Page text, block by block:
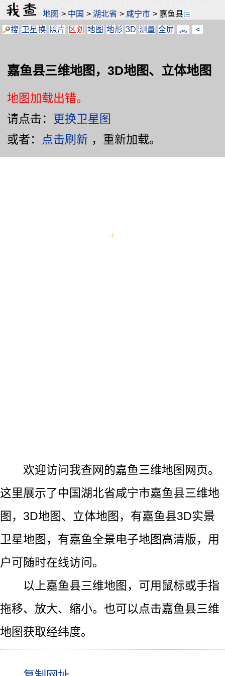
地图 > 中国 >湖北省 > 咸宁市 > 嘉鱼县
搜 卫星换 照片 区划 地图 地形 3D 测量 全屏 ︽ <
嘉鱼县三维地图，3D地图、立体地图
地图加载出错。
请点击： 更换卫星图
或者： 点击刷新 ，重新加载。
欢迎访问我查网的嘉鱼三维地图网页。
这里展示了中国湖北省咸宁市嘉鱼县三维地
图，3D地图、立体地图，有嘉鱼县3D实景
卫星地图，有嘉鱼全景电子地图高清版，用
户可随时在线访问。
以上嘉鱼县三维地图，可用鼠标或手指
拖移、放大、缩小。也可以点击嘉鱼县三维
地图获取经纬度。